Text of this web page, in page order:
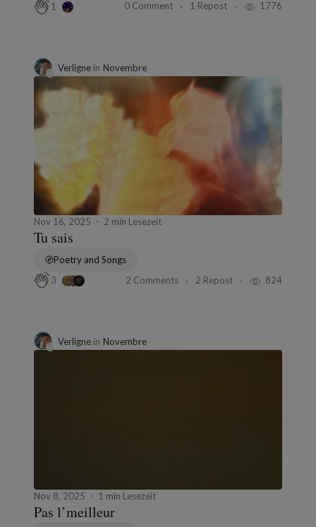
1 0 Comment 1 Repost 1776
Verligne in Novembre
Nov 16, 2025 2 min Lesezeit
Tu sais
Poetry and Songs
3
2 Comments 2 Repost 824
Verligne in Novembre
Nov 8, 2025 1 min Lesezeit
Pas l’meilleur